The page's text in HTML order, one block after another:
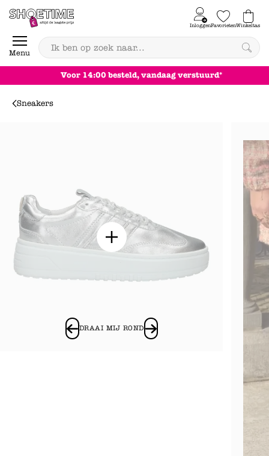
Skip to content
Menu
InloggenFavorietenWinkeltas
0
Achteraf betalen
Sneakers
DRAAI MIJ ROND